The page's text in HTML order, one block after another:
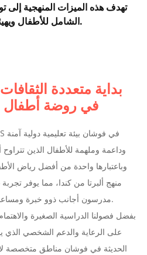
تهدف هذه الميزات المنهجية إلى
الشامل للأطفال ويهيئهم لتجارب التعلم المستقبلية.
بداية متعددة
في روضة
وداعمة وملهمة للأطفال الذين
وباعتبارها واحدة من أفضل رياض
منهج ألبرتا من كندا، مما يوفر
مدرسون أجانب ذوو خبرة ومساعدو تدريس ومقدمو رعاية متفانون.
بفضل فصولنا الدراسية الصغيرة
على الرعاية والدعم الشخصي الذي
الحديثة في فوشان مناطق متخصصة